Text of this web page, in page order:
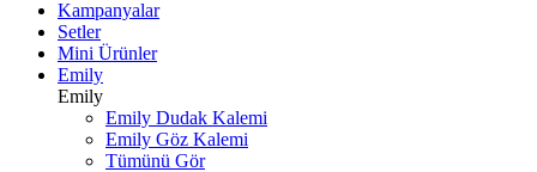
Kampanyalar
Setler
Mini Ürünler
Emily
Emily
Emily Dudak Kalemi
Emily Göz Kalemi
Tümünü Gör